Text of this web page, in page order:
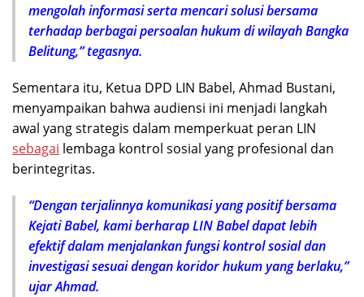
mengolah informasi serta mencari solusi bersama
terhadap berbagai persoalan hukum di wilayah Bangka
Belitung,” tegasnya.
Sementara itu, Ketua DPD LIN Babel, Ahmad Bustani,
menyampaikan bahwa audiensi ini menjadi langkah
awal yang strategis dalam memperkuat peran LIN
sebagai lembaga kontrol sosial yang profesional dan
berintegritas.
“Dengan terjalinnya komunikasi yang positif bersama
Kejati Babel, kami berharap LIN Babel dapat lebih
efektif dalam menjalankan fungsi kontrol sosial dan
investigasi sesuai dengan koridor hukum yang berlaku,”
ujar Ahmad.